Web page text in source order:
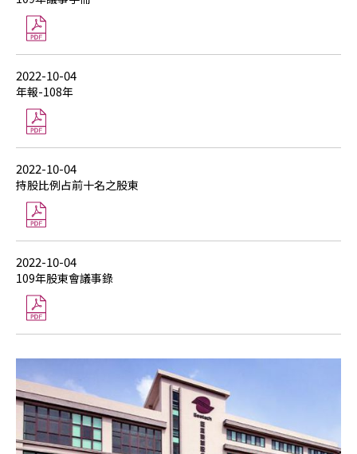
2022-10-04
年報-108年
2022-10-04
持股比例占前十名之股東
2022-10-04
109年股東會議事錄